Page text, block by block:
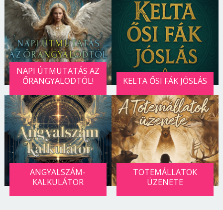
NAPI ÚTMUTATÁS AZ
ŐRANGYALODTÓL!
KELTA ŐSI FÁK JÓSLÁS
ANGYALSZÁM-
KALKULÁTOR
TOTEMÁLLATOK
ÜZENETE